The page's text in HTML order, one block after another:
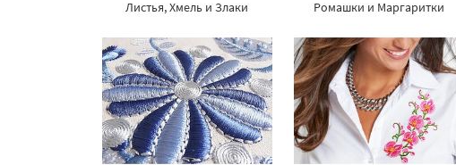
Листья, Хмель и Злаки Ромашки и Маргаритки